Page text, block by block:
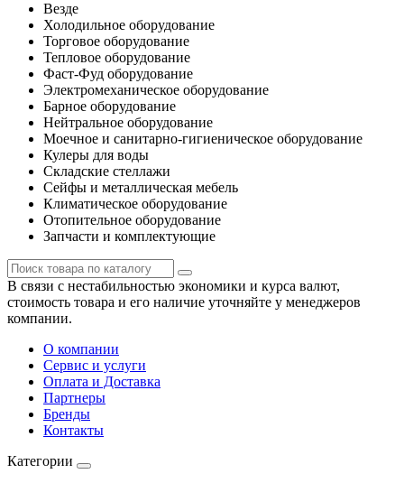
Везде
Холодильное оборудование
Торговое оборудование
Тепловое оборудование
Фаст-Фуд оборудование
Электромеханическое оборудование
Барное оборудование
Нейтральное оборудование
Моечное и санитарно-гигиеническое оборудование
Кулеры для воды
Складские стеллажи
Сейфы и металлическая мебель
Климатическое оборудование
Отопительное оборудование
Запчасти и комплектующие
В связи с нестабильностью экономики и курса валют,
стоимость товара и его наличие уточняйте у менеджеров
компании.
О компании
Сервис и услуги
Оплата и Доставка
Партнеры
Бренды
Контакты
Категории